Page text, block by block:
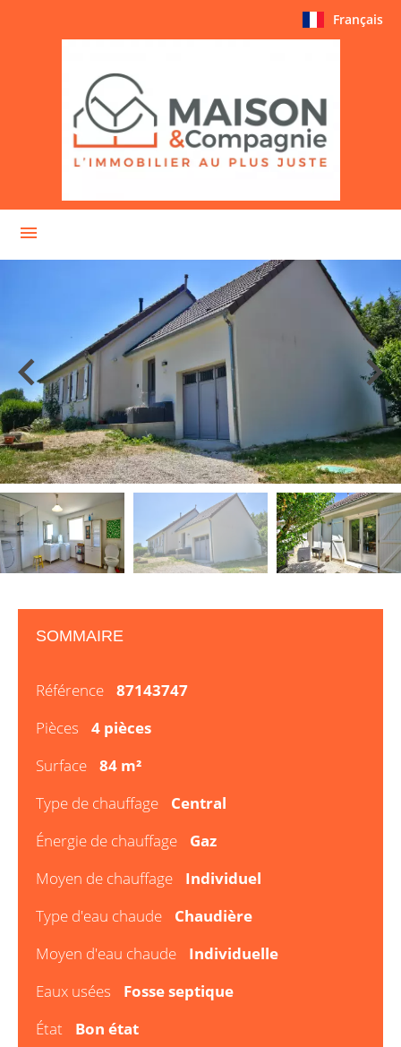
Français
SOMMAIRE
Référence
87143747
Pièces
4 pièces
Surface
84 m²
Type de chauffage
Central
Énergie de chauffage
Gaz
Moyen de chauffage
Individuel
Type d'eau chaude
Chaudière
Moyen d'eau chaude
Individuelle
Eaux usées
Fosse septique
État
Bon état